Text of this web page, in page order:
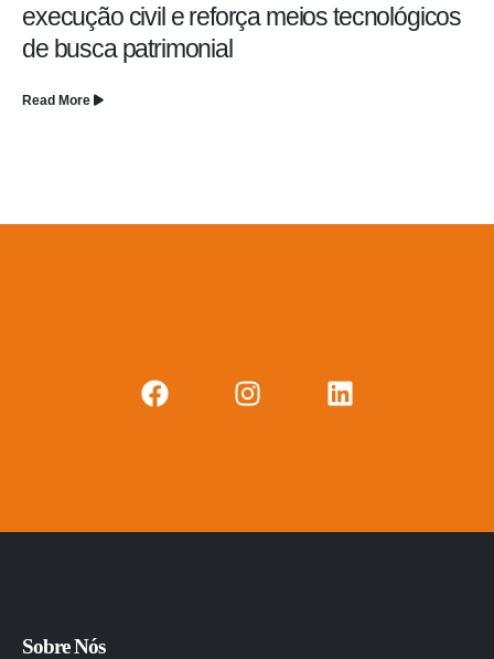
execução civil e reforça meios tecnológicos
de busca patrimonial
Read More
Sobre Nós